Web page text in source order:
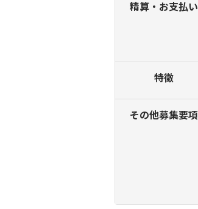
精算・お支払い
特徴
その他募集要項